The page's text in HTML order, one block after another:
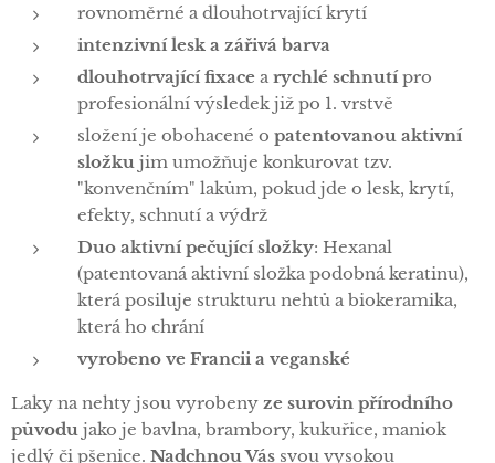
rovnoměrné a dlouhotrvající krytí
intenzivní lesk a zářivá barva
dlouhotrvající fixace a rychlé schnutípro
profesionální výsledek již po 1. vrstvě
složení je obohacené o patentovanou aktivní
složku jim umožňuje konkurovat tzv.
"konvenčním" lakům, pokud jde o lesk, krytí,
efekty, schnutí a výdrž
Duo aktivní pečující složky: Hexanal
(patentovaná aktivní složka podobná keratinu),
která posiluje strukturu nehtů a biokeramika,
která ho chrání
vyrobeno ve Francii a veganské
Laky na nehty jsou vyrobeny ze surovin přírodního
původu jako je bavlna, brambory, kukuřice, maniok
jedlý či pšenice. Nadchnou Vás svou vysokou